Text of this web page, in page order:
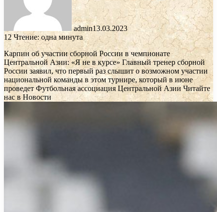
admin13.03.2023
12Чтение: одна минута
Карпин об участии сборной России в чемпионате
Центральной Азии: «Я не в курсе» Главный тренер сборной
России заявил, что первый раз слышит о возможном участии
национальной команды в этом турнире, который в июне
проведет Футбольная ассоциация Центральной Азии Читайте
нас в Новости